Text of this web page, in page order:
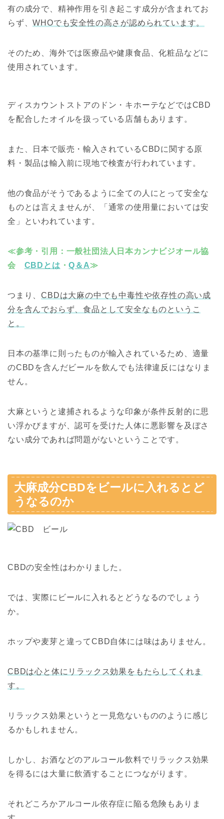
有の成分で、精神作用を引き起こす成分が含まれてお
らず、WHOでも安全性の高さが認められています。
そのため、海外では医療品や健康食品、化粧品などに
使用されています。
ディスカウントストアのドン・キホーテなどではCBD
を配合したオイルを扱っている店舗もあります。
また、日本で販売・輸入されているCBDに関する原
料・製品は輸入前に現地で検査が行われています。
他の食品がそうであるように全ての人にとって安全な
ものとは言えませんが、「通常の使用量においては安
全」といわれています。
≪参考・引用：一般社団法人日本カンナビジオール協
会 CBDとは ・Q＆A≫
つまり、CBDは大麻の中でも中毒性や依存性の高い成
分を含んでおらず、食品として安全なものというこ
と。
日本の基準に則ったものが輸入されているため、適量
のCBDを含んだビールを飲んでも法律違反にはなりま
せん。
大麻というと逮捕されるような印象が条件反射的に思
い浮かびますが、認可を受けた人体に悪影響を及ぼさ
ない成分であれば問題がないということです。
大麻成分CBDをビールに入れるとど
うなるのか
CBDの安全性はわかりました。
では、実際にビールに入れるとどうなるのでしょう
か。
ホップや麦芽と違ってCBD自体には味はありません。
CBDは心と体にリラックス効果をもたらしてくれま
す。
リラックス効果というと一見危ないもののように感じ
るかもしれません。
しかし、お酒などのアルコール飲料でリラックス効果
を得るには大量に飲酒することにつながります。
それどころかアルコール依存症に陥る危険もありま